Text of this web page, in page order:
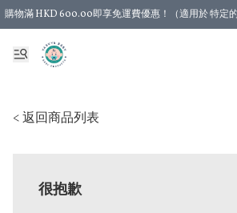
購物滿 HKD 600.00即享免運費優惠！（適用於 特定
< 返回商品列表
很抱歉